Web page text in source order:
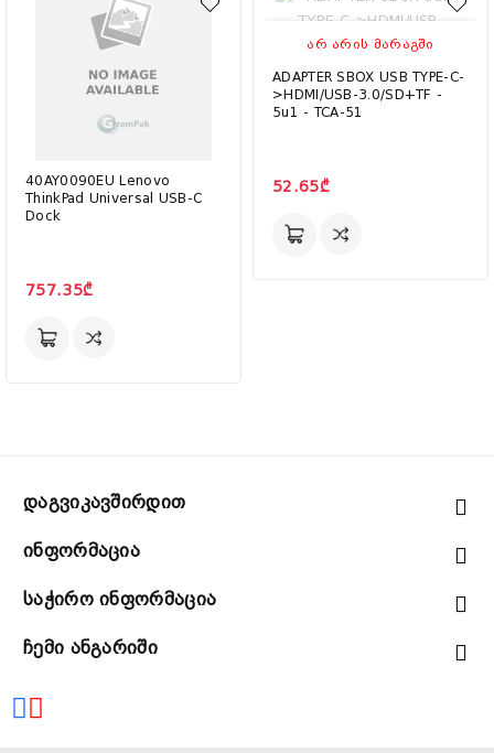
40AY0090EU Lenovo
ThinkPad Universal USB-C
Dock
757.35₾
ᲐᲠ ᲐᲠᲘᲡ ᲛᲐᲠᲐᲒᲨᲘ
ADAPTER SBOX USB TYPE-C-
>HDMI/USB-3.0/SD+TF -
5u1 - TCA-51
52.65₾
Დაგვიკავშირდით
Ინფორმაცია
Საჭირო Ინფორმაცია
Ჩემი Ანგარიში